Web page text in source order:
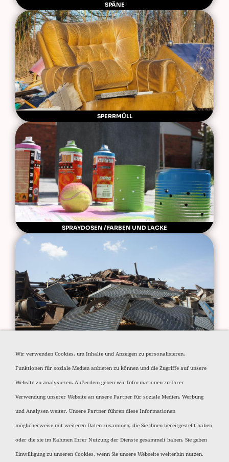
SPÄNE
SPERRMÜLL
SPRAYDOSEN / FARBEN UND LACKE
STAHLSCHROTT
Wir verwenden Cookies, um Inhalte und Anzeigen zu personalisieren,
Funktionen für soziale Medien anbieten zu können und die Zugriffe auf unsere
Website zu analysieren. Außerdem geben wir Informationen zu Ihrer
Verwendung unserer Website an unsere Partner für soziale Medien, Werbung
und Analysen weiter. Unsere Partner führen diese Informationen
möglicherweise mit weiteren Daten zusammen, die Sie ihnen bereitgestellt haben
oder die sie im Rahmen Ihrer Nutzung der Dienste gesammelt haben. Sie geben
Einwilligung zu unseren Cookies, wenn Sie unsere Webseite weiterhin nutzen.